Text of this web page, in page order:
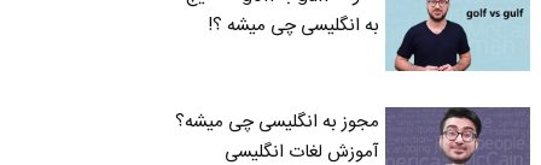
به انگلیسی چی میشه ؟!
مجوز به انگلیسی چی میشه؟
آموزش لغات انگلیسی